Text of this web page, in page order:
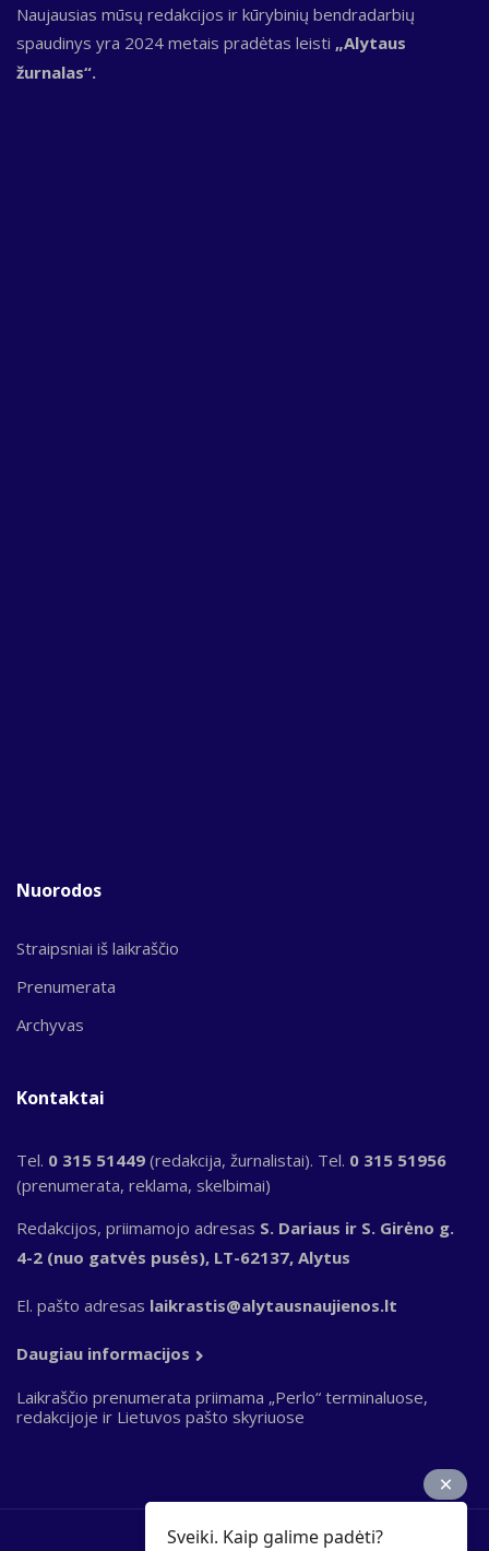
Naujausias mūsų redakcijos ir kūrybinių bendradarbių
spaudinys yra 2024 metais pradėtas leisti „Alytaus
žurnalas“.
Nuorodos
Straipsniai iš laikraščio
Prenumerata
Archyvas
Kontaktai
Tel. 0 315 51449 (redakcija, žurnalistai). Tel. 0 315 51956
(prenumerata, reklama, skelbimai)
Redakcijos, priimamojo adresas S. Dariaus ir S. Girėno g.
4-2 (nuo gatvės pusės), LT-62137, Alytus
El. pašto adresas laikrastis@alytausnaujienos.lt
Daugiau informacijos
Laikraščio prenumerata priimama „Perlo“ terminaluose,
redakcijoje ir Lietuvos pašto skyriuose
Sveiki. Kaip galime padėti?